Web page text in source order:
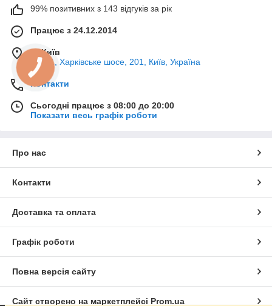
99% позитивних з 143 відгуків за рік
Працює з 24.12.2014
м. Київ
02121, Харківське шосе, 201, Київ, Україна
Контакти
Сьогодні працює з 08:00 до 20:00
Показати весь графік роботи
Про нас
Контакти
Доставка та оплата
Графік роботи
Повна версія сайту
Сайт створено на маркетплейсі Prom.ua